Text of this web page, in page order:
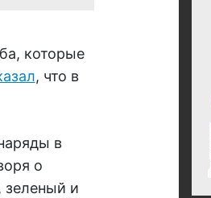
которые
, что в
в
о
зеленый и